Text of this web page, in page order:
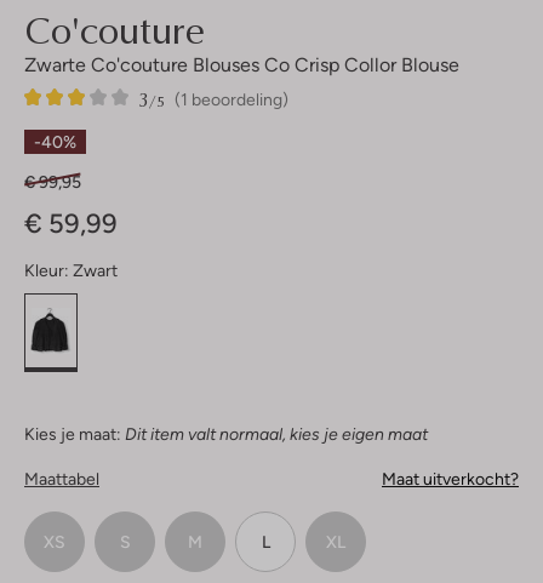
Co'couture
Zwarte Co'couture Blouses Co Crisp Collor Blouse
(1 beoordeling)
3/5
1
3
Sterren
-40%
€ 99,95
€ 59,99
Kleur: Zwart
Kies je maat: Dit item valt normaal, kies je eigen maat
Maattabel Maat uitverkocht?
XS S M L XL